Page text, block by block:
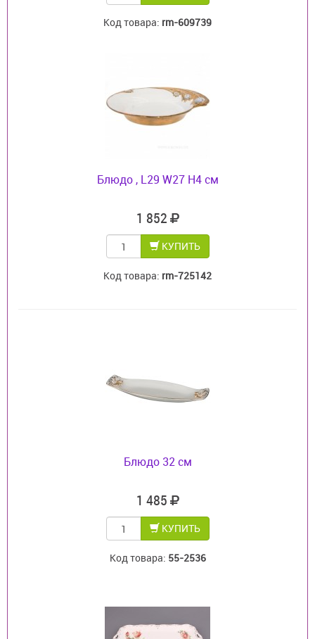
Код товара: rm-609739
Блюдо , L29 W27 H4 см
1 852
КУПИТЬ
Код товара: rm-725142
Блюдо 32 см
1 485
КУПИТЬ
Код товара: 55-2536